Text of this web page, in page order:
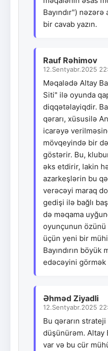
Bayındır")
bir cavab yazın.
Rauf Rəhimov
12.Sentyabr.2025
Məqalədə Altay
Siti" ilə oyunda
diqqətəlayiqdir.
qərarı, xüsusilə
icarəyə
mövqeyində bir
göstərir. Bu,
əks etdirir, lakin
azarkeşlərin bu
verəcəyi maraq
gedişi ilə bağlı
də məqama
oyunçunun özünü
üçün yeni bir
Bayındırın böyük
edəcəyini görmək
Əhməd Ziyadli
12.Sentyabr.2025
Bu qərarın
düşünürəm. Altay
var və bu cür